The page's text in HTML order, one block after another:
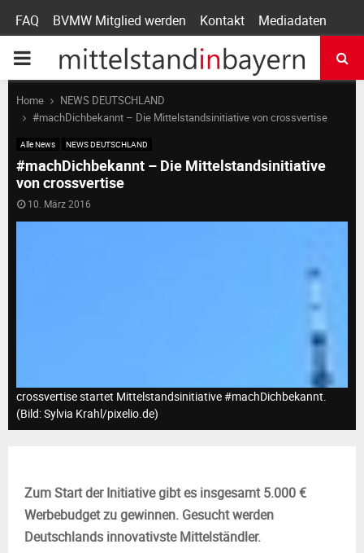
FAQ BVMW Mitglied werden Kontakt Mediadaten
P
R
M
E
U
Home
NEWS DEUTSCHLAND
#machDichbekannt – Die Mittelstandsinitiative von crossvertise
Alle News NEWS DEUTSCHLAND
#machDichbekannt – Die Mittelstandsinitiative
von crossvertise
10. März 2016
crossvertise startet Mittelstandsinitiative #machDichbekannt.
(Bild: Sylvia Krahl/pixelio.de)
Zum Start der Initiative gibt es insgesamt 5.000 €
Werbebudget zu gewinnen. Gesucht werden
Deutschlands innovativste Mittelständler.